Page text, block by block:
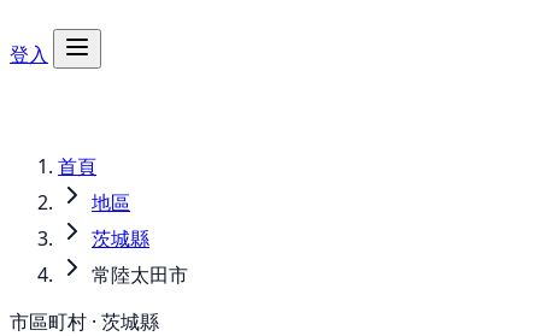
登入
首頁
地區
茨城縣
常陸太田市
市區町村 · 茨城縣